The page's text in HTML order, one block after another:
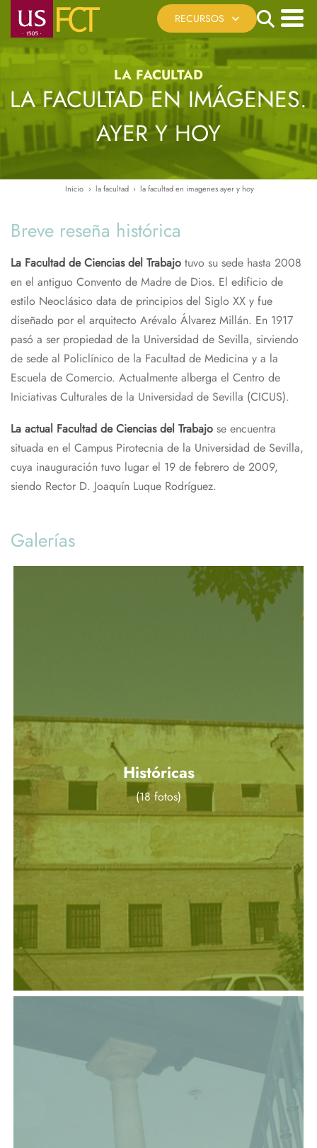
Pasar
contenido
RECURSOS
Cita Previa
Registro Telemático
Sede Electrónica US
Reserva de Espacios
Recursos Virtuales
Ayúdanos a mejorar
Search
Menú
LA FACULTAD
LA FACULTAD EN IMÁGENES.
AYER Y HOY
navegación
Inicio la facultad la facultad en imagenes ayer y hoy
Breve reseña histórica
La Facultad de Ciencias del Trabajo tuvo su sede hasta 2008
en el antiguo Convento de Madre de Dios. El edificio de
estilo Neoclásico data de principios del Siglo XX y fue
diseñado por el arquitecto Arévalo Álvarez Millán. En 1917
pasó a ser propiedad de la Universidad de Sevilla, sirviendo
de sede al Policlínico de la Facultad de Medicina y a la
Escuela de Comercio. Actualmente alberga el Centro de
Iniciativas Culturales de la Universidad de Sevilla (CICUS).
La actual Facultad de Ciencias del Trabajo se encuentra
situada en el Campus Pirotecnia de la Universidad de Sevilla,
cuya inauguración tuvo lugar el 19 de febrero de 2009,
siendo Rector D. Joaquín Luque Rodríguez.
Galerías
Históricas
(18 fotos)